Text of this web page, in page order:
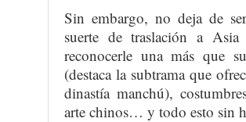
Sin embargo, no deja de
suerte de traslación a
reconocerle una más que
(destaca la subtrama que
dinastía manchú),
arte chinos… y todo esto sin